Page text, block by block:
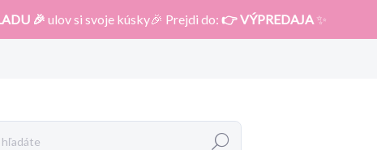
🎉 ulov si svoje kúsky🎉 Prejdi do: 👉 VÝPREDAJA ✨
Hľadať